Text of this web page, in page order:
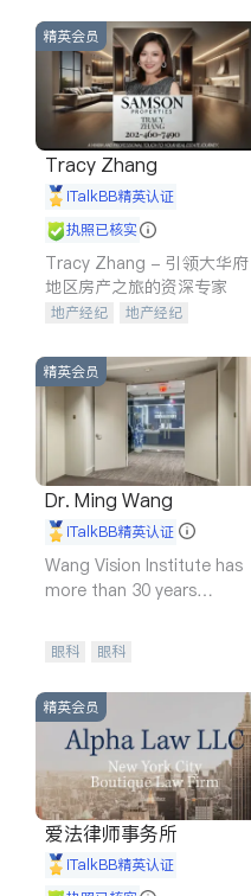
精英会员
Tracy Zhang
iTalkBB精英认证
执照已核实
Tracy Zhang - 引领大华府
地区房产之旅的资深专家
地产经纪
地产经纪
商铺租售
开发商建商
精英会员
Dr. Ming Wang
iTalkBB精英认证
Wang Vision Institute has
more than 30 years
眼科 眼科
精英会员
爱法律师事务所
iTalkBB精英认证